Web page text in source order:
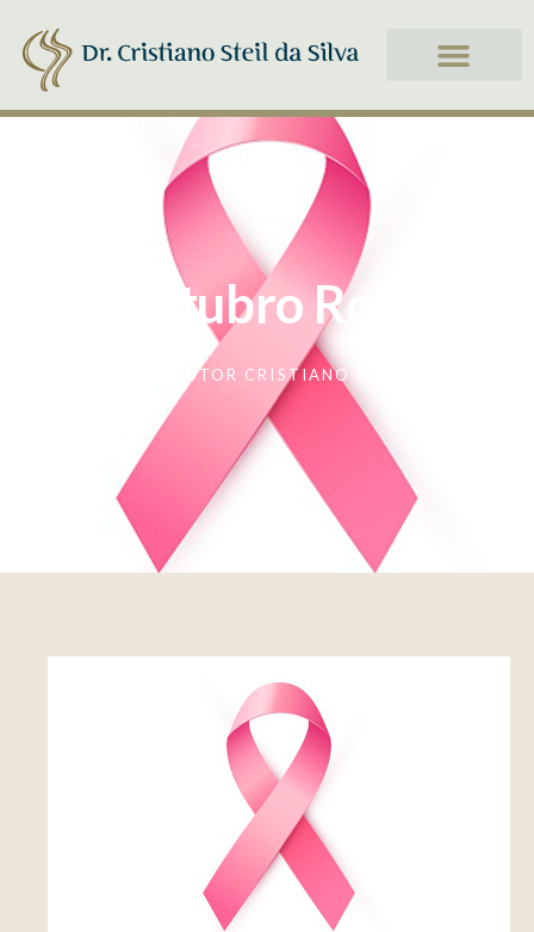
Outubro Rosa
DOUTOR CRISTIANO STEIL